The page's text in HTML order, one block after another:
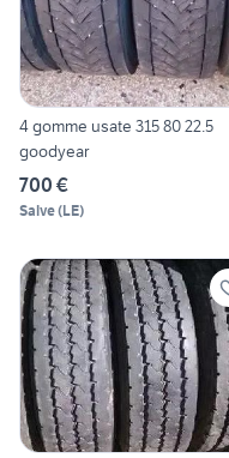
4 gomme usate 315 80 22.5
goodyear
700 €
Salve(LE)